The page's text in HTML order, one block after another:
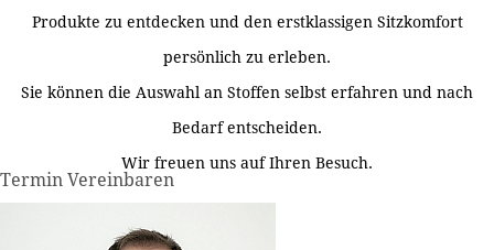
Produkte zu entdecken und den erstklassigen Sitzkomfort
persönlich zu erleben.
Sie können die Auswahl an Stoffen selbst erfahren und nach
Bedarf entscheiden.
Wir freuen uns auf Ihren Besuch.
Termin Vereinbaren